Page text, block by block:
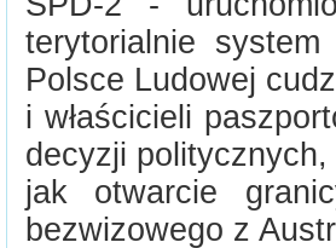
terytorialnie
Polsce Ludowej
i właścicieli
decyzji politycznych,
jak otwarcie
bezwizowego z